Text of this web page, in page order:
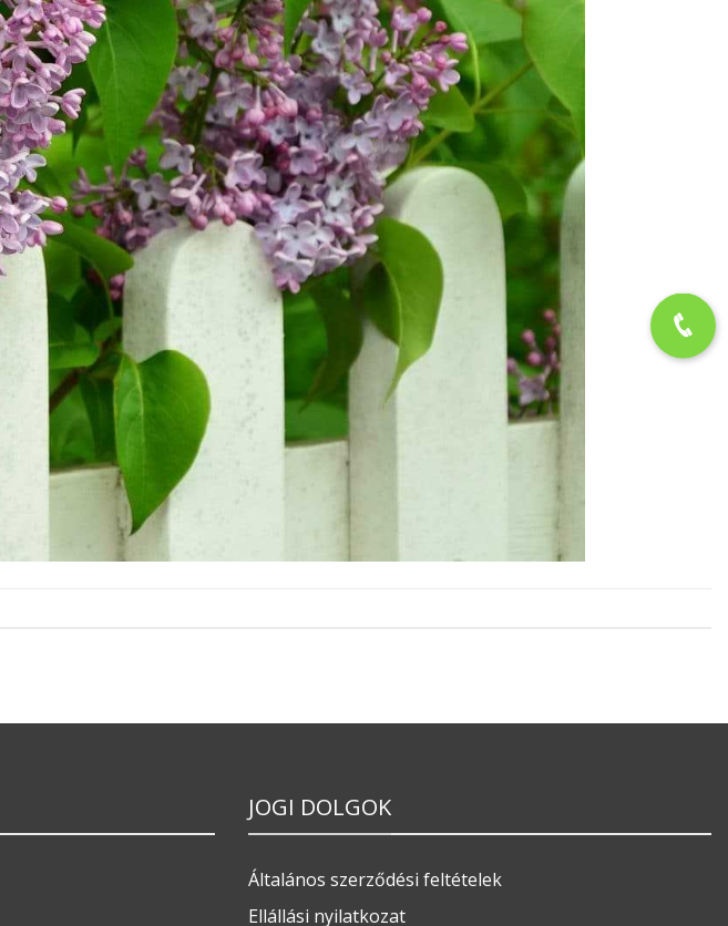
JOGI DOLGOK
Általános szerződési feltételek
Ellállási nyilatkozat